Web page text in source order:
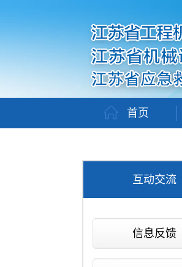
首页
互动交流
信息反馈